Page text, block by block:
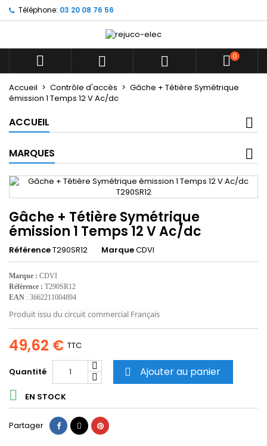
Téléphone: 03 20 08 76 56
   0
Accueil Contrôle d'accès
Gâche + Tétière Symétrique
émission 1 Temps 12 V Ac/dc
ACCUEIL
MARQUES
Gâche + Tétière Symétrique
émission 1 Temps 12 V Ac/dc
RéférenceT290SR12 MarqueCDVI
Marque : CDVI
Référence : T290SR12
EAN : 3662211004894
Produit issu du circuit commercial Français
49,62 € TTC
Quantité  Ajouter au panier
 EN STOCK
Partager PartagerTweetPinterest
Mes listes d'envies ×
add_circle_outline
Créer une nouvelle liste
((title)) ×
((label))
Connexion ×
Vous devez être connecté pour ajouter des produits
à votre liste d'envies.
((cancelText))